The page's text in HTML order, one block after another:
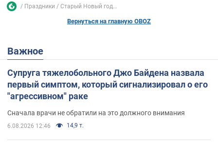
Праздники Старый Новый год...
Вернуться на главную OBOZ
Важное
Супруга тяжелобольного Джо Байдена назвала
первый симптом, который сигнализировал о его
"агрессивном" раке
Сначала врачи не обратили на это должного внимания
6.08.2026 12:46 14,9 т.